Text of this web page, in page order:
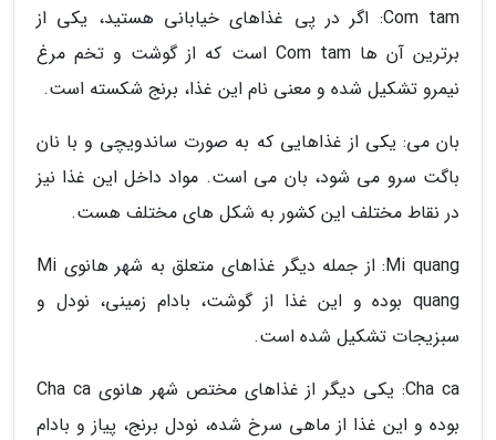
Com tam: اگر در پی غذاهای خیابانی هستید، یکی از
برترین آن ها Com tam است که از گوشت و تخم مرغ
نیمرو تشکیل شده و معنی نام این غذا، برنج شکسته است.
بان می: یکی از غذاهایی که به صورت ساندویچی و با نان
باگت سرو می شود، بان می است. مواد داخل این غذا نیز
در نقاط مختلف این کشور به شکل های مختلف هست.
Mi quang: از جمله دیگر غذاهای متعلق به شهر هانوی Mi
quang بوده و این غذا از گوشت، بادام زمینی، نودل و
سبزیجات تشکیل شده است.
Cha ca: یکی دیگر از غذاهای مختص شهر هانوی Cha ca
بوده و این غذا از ماهی سرخ شده، نودل برنج، پیاز و بادام